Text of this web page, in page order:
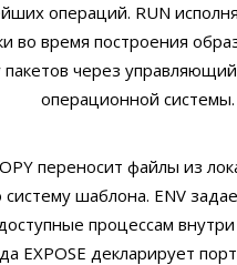
операций. RUN
во время построения
пакетов через
операционной системы.
переносит файлы из
шаблона. ENV
процессам
EXPOSE декларирует